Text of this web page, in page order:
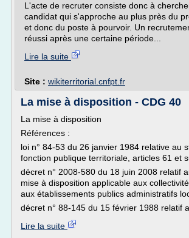
L'acte de recruter consiste donc à
candidat qui s'approche au plus près du
et donc du poste à pourvoir. Un
réussi après une certaine période...
Lire la suite
Site : wikiterritorial.cnfpt.fr
La mise à disposition - CDG 40
La mise à disposition
Références :
loi n° 84-53 du 26 janvier 1984 relative au
fonction publique territoriale, articles 61 et
décret n° 2008-580 du 18 juin 2008 relatif
mise à disposition applicable aux
aux établissements publics administratifs
décret n° 88-145 du 15 février 1988 relatif
Lire la suite